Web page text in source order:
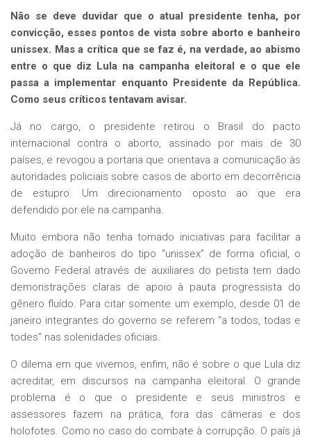
Não se deve duvidar que o atual presidente tenha, por
convicção, esses pontos de vista sobre aborto e banheiro
unissex. Mas a crítica que se faz é, na verdade, ao abismo
entre o que diz Lula na campanha eleitoral e o que ele
passa a implementar enquanto Presidente da República.
Como seus críticos tentavam avisar.
Já no cargo, o presidente retirou o Brasil do pacto
internacional contra o aborto, assinado por mais de 30
países, e revogou a portaria que orientava a comunicação às
autoridades policiais sobre casos de aborto em decorrência
de estupro. Um direcionamento oposto ao que era
defendido por ele na campanha.
Muito embora não tenha tomado iniciativas para facilitar a
adoção de banheiros do tipo “unissex” de forma oficial, o
Governo Federal através de auxiliares do petista tem dado
demonstrações claras de apoio à pauta progressista do
gênero fluído. Para citar somente um exemplo, desde 01 de
janeiro integrantes do governo se referem “a todos, todas e
todes” nas solenidades oficiais.
O dilema em que vivemos, enfim, não é sobre o que Lula diz
acreditar, em discursos na campanha eleitoral. O grande
problema é o que o presidente e seus ministros e
assessores fazem na prática, fora das câmeras e dos
holofotes. Como no caso do combate à corrupção. O país já